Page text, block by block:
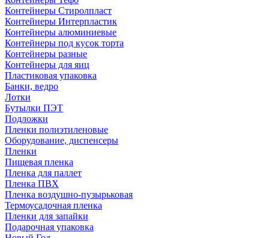
Контейнеры Стиролпласт
Контейнеры Интерпластик
Контейнеры алюминиевые
Контейнеры под кусок торта
Контейнеры разные
Контейнеры для яиц
Пластиковая упаковка
Банки, ведро
Лотки
Бутылки ПЭТ
Подложки
Пленки полиэтиленовые
Оборудование, диспенсеры
Пленки
Пищевая пленка
Пленка для паллет
Пленка ПВХ
Пленка воздушно-пузырьковая
Термоусадочная пленка
Пленки для запайки
Подарочная упаковка